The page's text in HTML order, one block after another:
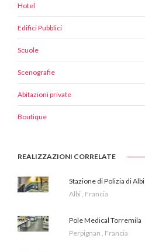
Hotel
Edifici Pubblici
Scuole
Scenografie
Abitazioni private
Boutique
REALIZZAZIONI CORRELATE
Stazione di Polizia di Albi
Albi , Francia
Pole Medical Torremila
Perpignan , Francia